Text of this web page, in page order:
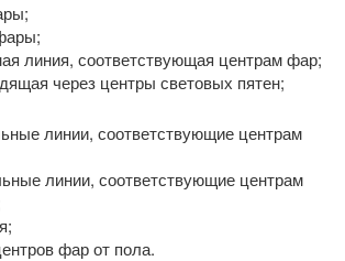
линия, соответствующая центрам фар;
через центры световых пятен;
линии, соответствующие центрам
линии, соответствующие центрам
фар от пола.